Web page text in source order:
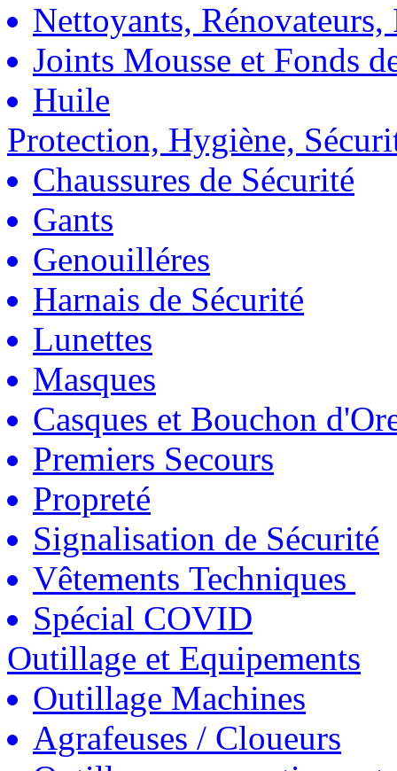
Nettoyants, Rénovateurs,
Joints Mousse et Fonds
Huile
Protection, Hygiène,
Chaussures de Sécurité
Gants
Genouilléres
Harnais de Sécurité
Lunettes
Masques
Casques et Bouchon
Premiers Secours
Propreté
Signalisation de Sécurité
Vêtements Techniques
Spécial COVID
Outillage et Equipements
Outillage Machines
Agrafeuses / Cloueurs